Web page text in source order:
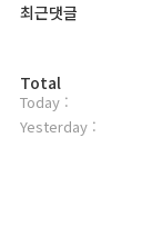
최근댓글
방
문
자
Total
Today :
Yesterday :